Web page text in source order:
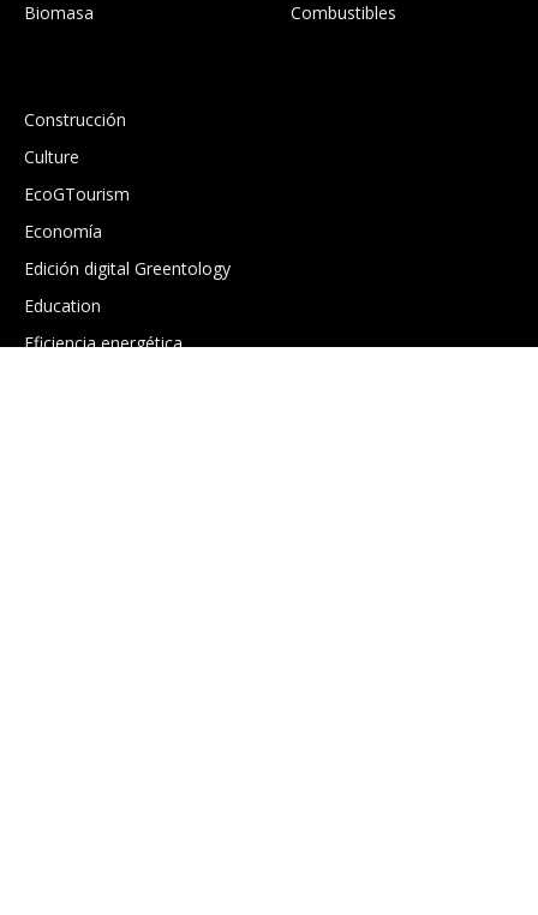
Biomasa
Combustibles
Construcción
Culture
EcoGTourism
Economía
Edición digital Greentology
Education
Eficiencia energética